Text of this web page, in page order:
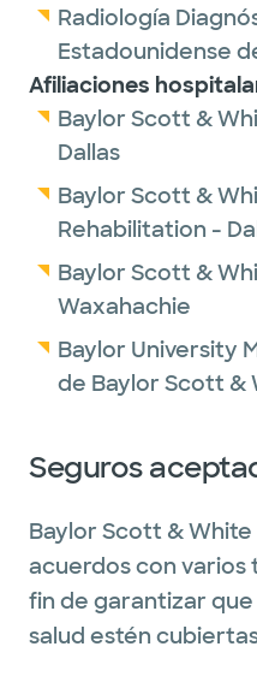
Radiología
Estadounidense
Afiliaciones
Baylor Scott &
Dallas
Baylor Scott &
Rehabilitation -
Baylor Scott &
Waxahachie
Baylor University
de Baylor Scott &
Seguros
Baylor Scott &
acuerdos con varios
fin de garantizar
salud estén